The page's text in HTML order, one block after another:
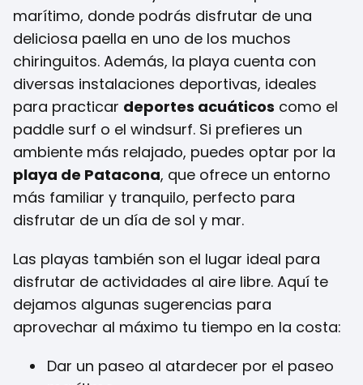
marítimo, donde podrás disfrutar de una
deliciosa paella en uno de los muchos
chiringuitos. Además, la playa cuenta con
diversas instalaciones deportivas, ideales
para practicar deportes acuáticos como el
paddle surf o el windsurf. Si prefieres un
ambiente más relajado, puedes optar por la
playa de Patacona, que ofrece un entorno
más familiar y tranquilo, perfecto para
disfrutar de un día de sol y mar.
Las playas también son el lugar ideal para
disfrutar de actividades al aire libre. Aquí te
dejamos algunas sugerencias para
aprovechar al máximo tu tiempo en la costa:
Dar un paseo al atardecer por el paseo